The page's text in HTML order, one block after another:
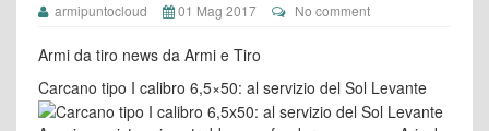
armipuntocloud 01 Mag 2017 No comment
Armi da tiro news da Armi e Tiro
Carcano tipo I calibro 6,5×50: al servizio del Sol Levante